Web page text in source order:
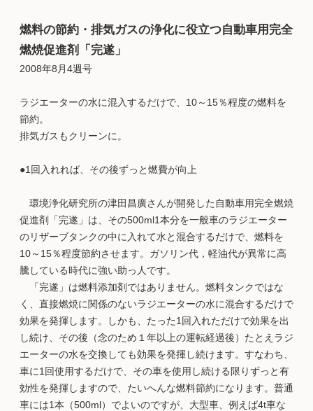
燃料の節約・排気ガスの浄化に役立つ自動車用完全
燃焼促進剤「完遂」
2008年8月4週号
ラジエーターの水に混入するだけで、10～15％程度の燃料を
節約。
排気ガスもクリーンに。
●1回入れれば、その後ずっと燃費が向上
環境浄化研究所の津田昌廣さんが開発した自動車用完全燃焼
促進剤「完遂」は、その500ml1本分を一般車のラジエーター
のリザーブタンクの中に入れて水と混合するだけで、燃料を
10～15％程度節約させます。ガソリン代，軽油代が異常に高
騰している時代に強い助っ人です。
「完遂」は燃料添加剤ではありません。燃料タンクではな
く、直接燃焼に関係のないラジエーターの水に混合するだけで
効果を発揮します。しかも、たった1回入れただけで効果を出
し続け、その後（念のため１年以上の運転経過後）たとえラジ
エーターの水を交換しても効果を発揮し続けます。すなわち、
車に1回使用するだけで、その車を使用し続ける限りずっと有
効性を発揮しますので、たいへんな燃料節約になります。普通
車には1本（500ml）でよいのですが、大型車、例えば4t車な